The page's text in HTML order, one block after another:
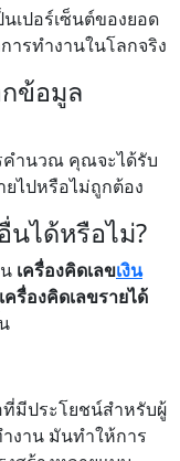
เปอร์เซ็นต์ของยอด
รทำงานในโลกจริง
ข้อมูล
คำนวณ คุณจะได้รับ
ไปหรือไม่ถูกต้อง
นได้หรือไม่?
เครื่องคิดเลขเงิน
เครื่องคิดเลขรายได้
มีประโยชน์สำหรับผู้
งาน มันทำให้การ